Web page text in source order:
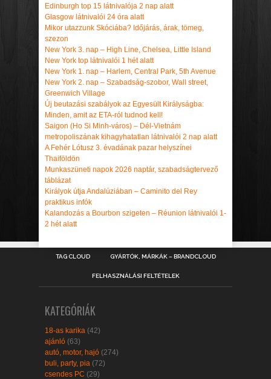
Edinburgh top 15 látnivalója 2 nap alatt
Glasgow látnivalói 24 óra alatt
Mikor utazzunk Skóciába? Időjárás, árak, tömeg,
szezon
New York 3. nap – High Line, Chelsea, Little Island
New York top látnivalói 1 hét alatt
New York 1. nap – Harlem, Central Park, 5th Avenue
New York 2. nap – Szabadság-szobor, Wall street,
Greenwich Village
Új beutazási szabályok az Egyesült Királyságba:
Minden, amit az ETA-ról tudnod kell!
Saigon (Ho Si Minh-város) – Dél-Vietnám
metropoliszának kihagyhatatlan látnivalói 2 nap alatt
A Fehér Lótusz 3. évadának pazar helyszínei
Thaiföldön
Munkaszüneti napok 2026 naptár, szabadságtervező
táblázat
Királyok útja Andalúziában – Caminito del Rey
praktikus infók
Kalandozás a Bourbon szigeten – Réunion látnivalói 1-
2 hét alatt
TAG CLOUD GYÁRTÓK, MÁRKÁK – BRANDCLOUD
FELHASZNÁLÁSI FELTÉTELEK
KATEGÓRIÁK
18-as karika (42)
ajánló (63)
autó, motor, hajó (274)
buli, party, pia (72)
csendes PC (29)